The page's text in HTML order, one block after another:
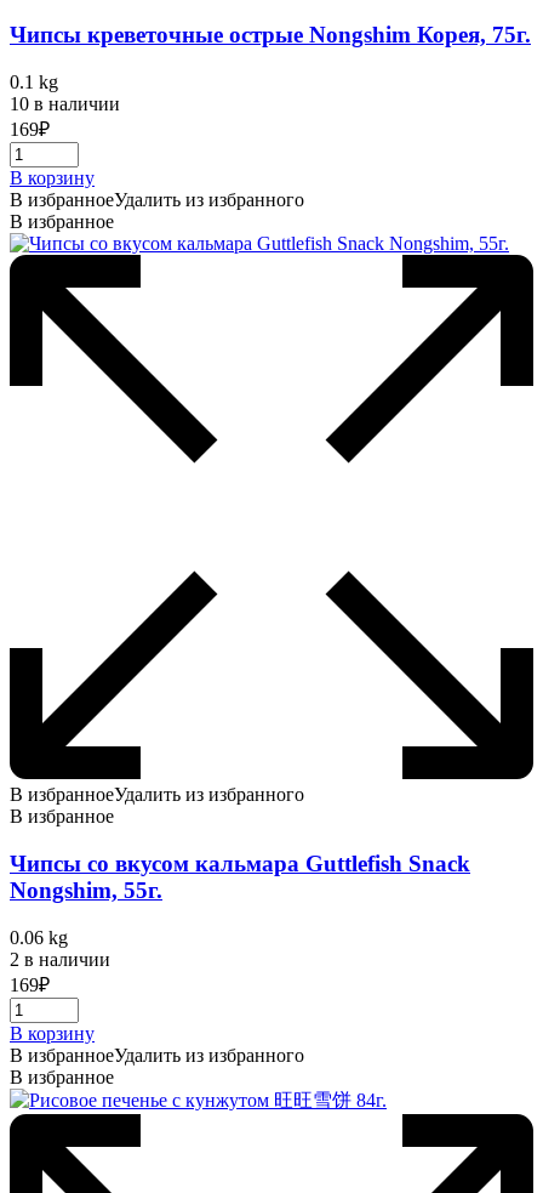
Чипсы креветочные острые Nongshim Корея, 75г.
0.1 kg
10 в наличии
169₽
В корзину
В избранноеУдалить из избранного
В избранное
В избранноеУдалить из избранного
В избранное
Чипсы со вкусом кальмара Guttlefish Snack
Nongshim, 55г.
0.06 kg
2 в наличии
169₽
В корзину
В избранноеУдалить из избранного
В избранное